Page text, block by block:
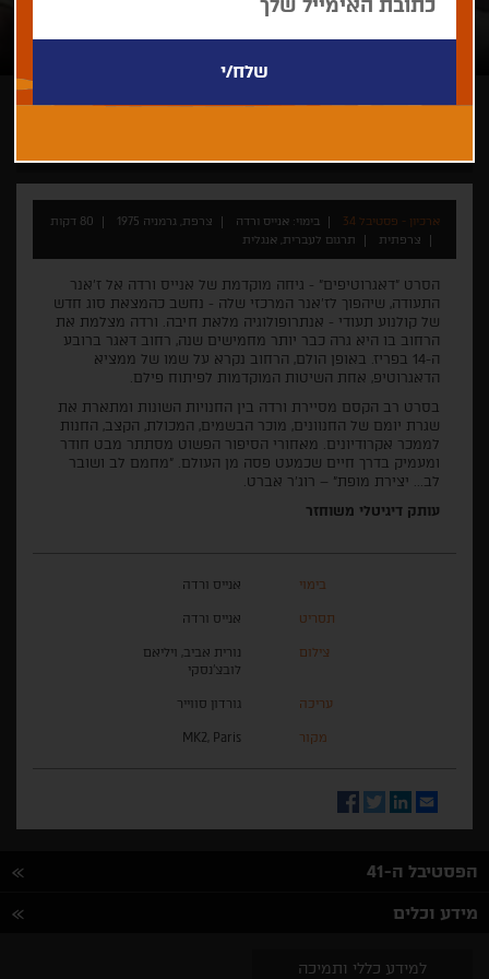
ארכיון - פסטיבל 34 בימוי: אנייס ורדה צרפת, גרמניה 1975
80 דקות
צרפתית
תרגום לעברית, אנגלית
הסרט "דאגרוטיפים" - גיחה מוקדמת של אנייס ורדה אל ז'אנר
התעודה, שיהפוך לז'אנר המרכזי שלה - נחשב כהמצאת סוג חדש
של קולנוע תעודי - אנתרופולוגיה מלאת חיבה. ורדה מצלמת את
הרחוב בו היא גרה כבר יותר מחמישים שנה, רחוב דאגר ברובע
ה-14 בפריז. באופן הולם, הרחוב נקרא על שמו של ממציא
הדאגרוטיפ, אחת השיטות המוקדמות לפיתוח פילם.
בסרט רב הקסם מסיירת ורדה בין החנויות השונות ומתארת את
שגרת יומם של החנוונים, מוכר הבשמים, המכולת, הקצב, החנות
לממכר אקרודיונים. מאחורי הסיפור הפשוט מסתתר מבט חודר
ומעמיק בדרך חיים שכמעט פסה מן העולם. "מחמם לב ושובר
לב... יצירת מופת" – רוג'ר אברט.
עותק דיגיטלי משוחזר
בימוי אנייס ורדה
תסריט אנייס ורדה
צילום
נורית אביב, ויליאם
לובצ'נסקי
עריכה גורדון סווייר
מקור MK2, Paris
Email
LinkedIn
Twitter
Facebook
הפסטיבל ה-41
מידע וכלים
למידע כללי ותמיכה